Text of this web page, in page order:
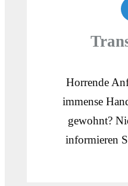
Horrende
immense
gewohnt?
informieren